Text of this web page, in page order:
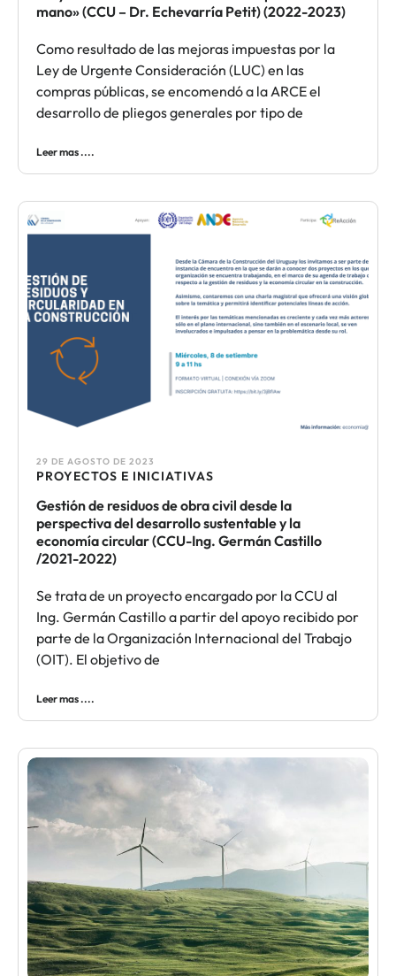
mano» (CCU – Dr. Echevarría Petit) (2022-2023)
Como resultado de las mejoras impuestas por la
Ley de Urgente Consideración (LUC) en las
compras públicas, se encomendó a la ARCE el
desarrollo de pliegos generales por tipo de
Leer mas ....
29 DE AGOSTO DE 2023
PROYECTOS E INICIATIVAS
Gestión de residuos de obra civil desde la
perspectiva del desarrollo sustentable y la
economía circular (CCU-Ing. Germán Castillo
/2021-2022)
Se trata de un proyecto encargado por la CCU al
Ing. Germán Castillo a partir del apoyo recibido por
parte de la Organización Internacional del Trabajo
(OIT). El objetivo de
Leer mas ....